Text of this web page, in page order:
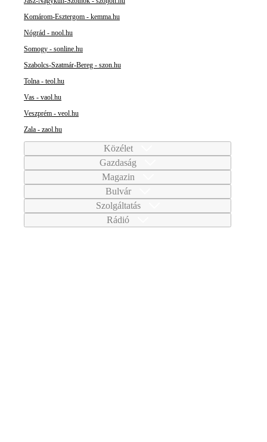
Komárom-Esztergom - kemma.hu
Nógrád - nool.hu
Somogy - sonline.hu
Szabolcs-Szatmár-Bereg - szon.hu
Tolna - teol.hu
Vas - vaol.hu
Veszprém - veol.hu
Zala - zaol.hu
Közélet
Gazdaság
Magazin
Bulvár
Szolgáltatás
Rádió